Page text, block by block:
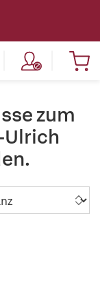
zum
Ulrich